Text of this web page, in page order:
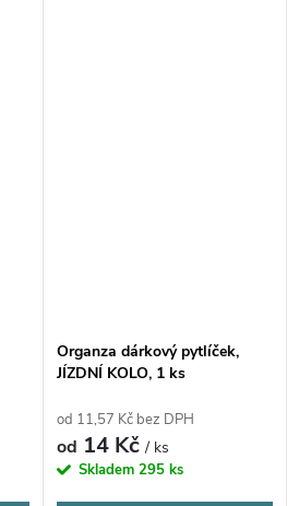
Organza dárkový pytlíček,
JÍZDNÍ KOLO, 1 ks
od 11,57 Kč bez DPH
od 14 Kč/ ks
Skladem 295 ks